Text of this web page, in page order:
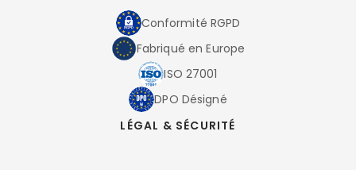
Conformité RGPD
Fabriqué en Europe
ISO 27001
DPO Désigné
LÉGAL & SÉCURITÉ